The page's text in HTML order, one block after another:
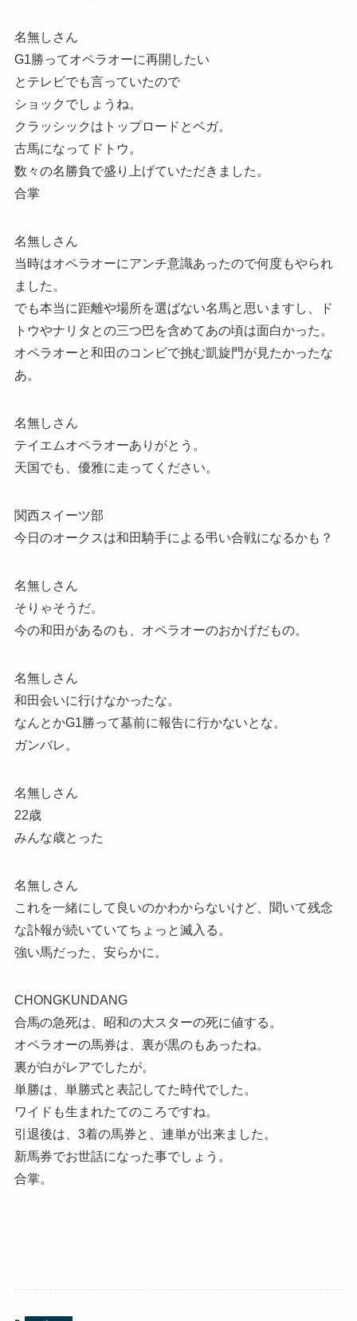
名無しさん
G1勝ってオペラオーに再開したい
とテレビでも言っていたので
ショックでしょうね。
クラッシックはトップロードとベガ。
古馬になってドトウ。
数々の名勝負で盛り上げていただきました。
合掌
名無しさん
当時はオペラオーにアンチ意識あったので何度もやられ
ました。
でも本当に距離や場所を選ばない名馬と思いますし、ド
トウやナリタとの三つ巴を含めてあの頃は面白かった。
オペラオーと和田のコンビで挑む凱旋門が見たかったな
あ。
名無しさん
テイエムオペラオーありがとう。
天国でも、優雅に走ってください。
関西スイーツ部
今日のオークスは和田騎手による弔い合戦になるかも？
名無しさん
そりゃそうだ。
今の和田があるのも、オペラオーのおかげだもの。
名無しさん
和田会いに行けなかったな。
なんとかG1勝って墓前に報告に行かないとな。
ガンバレ。
名無しさん
22歳
みんな歳とった
名無しさん
これを一緒にして良いのかわからないけど、聞いて残念
な訃報が続いていてちょっと滅入る。
強い馬だった、安らかに。
CHONGKUNDANG
合馬の急死は、昭和の大スターの死に値する。
オペラオーの馬券は、裏が黒のもあったね。
裏が白がレアでしたが。
単勝は、単勝式と表記してた時代でした。
ワイドも生まれたてのころですね。
引退後は、3着の馬券と、連単が出来ました。
新馬券でお世話になった事でしょう。
合掌。